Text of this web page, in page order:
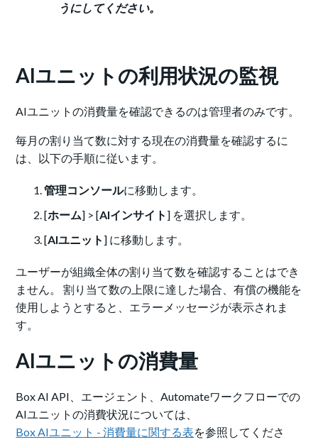
うにしてください。
AIユニットの利用状況の監視
AIユニットの消費量を確認できるのは管理者のみです。
毎月の割り当て数に対する現在の消費量を確認するに
は、以下の手順に従います。
管理コンソールに移動します。
[ホーム] > [AIインサイト ] を選択します。
[AIユニット ] に移動します。
ユーザーが組織全体の割り当て数を確認することはでき
ません。 割り当て数の上限に達した場合、有償の機能を
使用しようとすると、エラーメッセージが表示されま
す。
AIユニットの消費量
Box AI API、エージェント、Automateワークフローでの
AIユニットの消費状況については、
Box AIユニット - 消費量に関する表を参照してくださ